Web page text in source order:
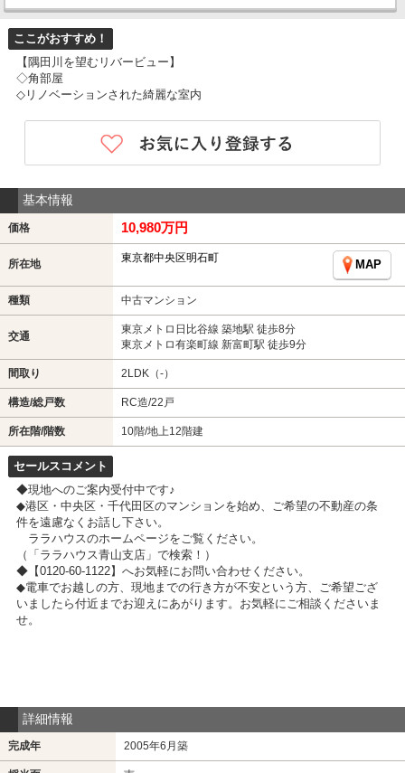
ここがおすすめ！
【隅田川を望むリバービュー】
◇角部屋
◇リノベーションされた綺麗な室内
基本情報
価格 10,980万円
所在地 東京都中央区明石町
MAP
種類 中古マンション
交通
東京メトロ日比谷線 築地駅 徒歩8分
東京メトロ有楽町線 新富町駅 徒歩9分
間取り 2LDK（-）
構造/総戸数 RC造/22戸
所在階/階数 10階/地上12階建
セールスコメント
◆現地へのご案内受付中です♪
◆港区・中央区・千代田区のマンションを始め、ご希望の不動産の条
件を遠慮なくお話し下さい。
ララハウスのホームページをご覧ください。
（「ララハウス青山支店」で検索！）
◆【0120-60-1122】へお気軽にお問い合わせください。
◆電車でお越しの方、現地までの行き方が不安という方、ご希望ござ
いましたら付近までお迎えにあがります。お気軽にご相談くださいま
せ。
詳細情報
完成年 2005年6月築